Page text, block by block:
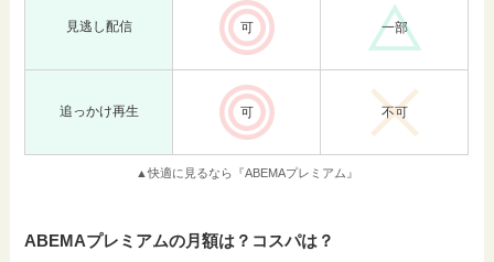
見逃し配信 可 一部
追っかけ再生 可 不可
▲快適に見るなら『ABEMAプレミアム』
ABEMAプレミアムの月額は？コスパは？